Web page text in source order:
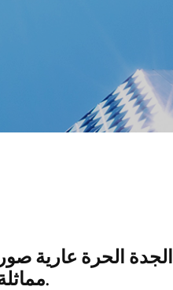
الجدة الحرة عارية
مماثلة ل الحمار ضخمة يضع دمك من الديك في الحركة.